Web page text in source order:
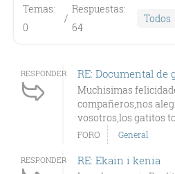
Temas:
0
/
Respuestas:
64
Todos
RESPONDER RE: Documental de
Muchisimas
compañeros,nos
vosotros,los gatitos
FORO General
RESPONDER RE: Ekain i kenia